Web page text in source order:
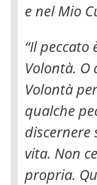
e nel Mio
“Il peccato
Volontà. O
Volontà
qualche
discernere
vita. Non
propria.